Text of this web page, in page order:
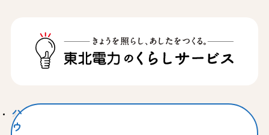
ハ
ウ